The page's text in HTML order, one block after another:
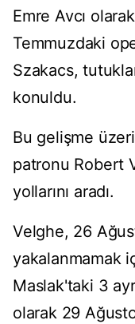
Emre Avcı
Temmuzdaki
Szakacs,
konuldu.
Bu gelişme
patronu Robert
yollarını aradı.
Velghe, 26
yakalanmamak
Maslak'taki 3
olarak 29